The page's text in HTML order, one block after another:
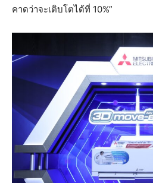
คาดว่าจะเติบโตได้ที่ 10%”